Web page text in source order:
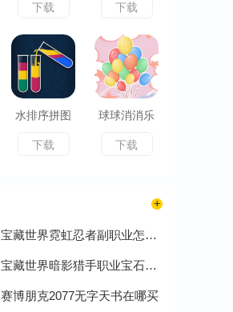
下载 下载
水排序拼图
下载
球球消消乐
下载
宝藏世界霓虹忍者副职业怎么选
宝藏世界暗影猎手职业宝石怎么搭配
赛博朋克2077无字天书在哪买